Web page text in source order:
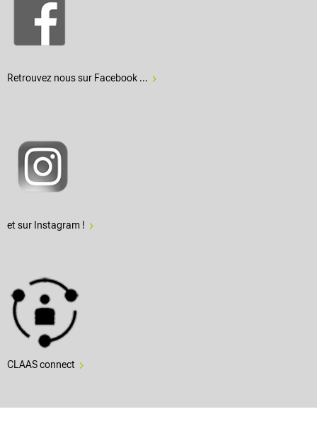
Retrouvez nous sur Facebook ...
et sur Instagram !
CLAAS connect